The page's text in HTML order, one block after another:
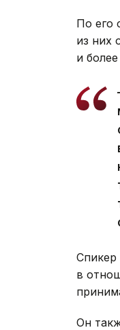
По его
из них
и
Спикер
в
Он